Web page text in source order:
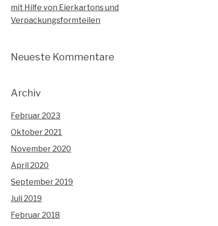
mit Hilfe von Eierkartons und
Verpackungsformteilen
Neueste Kommentare
Archiv
Februar 2023
Oktober 2021
November 2020
April 2020
September 2019
Juli 2019
Februar 2018